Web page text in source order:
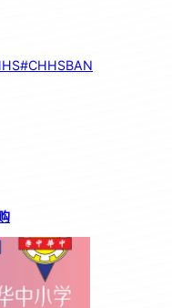
#CHHSBAN